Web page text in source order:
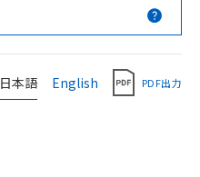
日本語 English PDF出力